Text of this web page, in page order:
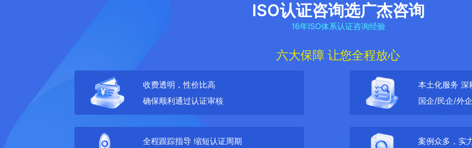
ISO认证咨询选广杰咨询
16年ISO体系认证咨询经验
六大保障 让您全程放心
收费透明，性价比高
确保顺利通过认证审核
本土化服务 深
国企/民企/外
全程跟踪指导 缩短认证周期
案例众多，实